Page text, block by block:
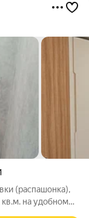
(распашонка),
на удобном